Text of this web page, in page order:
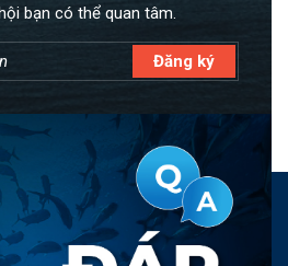
bạn có thể quan tâm.